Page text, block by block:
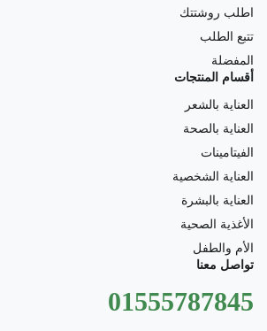
اطلب روشتتك
تتبع الطلب
المفضلة
أقسام المنتجات
العناية بالشعر
العناية بالصحة
الفيتامينات
العناية الشخصية
العناية بالبشرة
الأغذية الصحية
الأم والطفل
تواصل معنا
01555787845